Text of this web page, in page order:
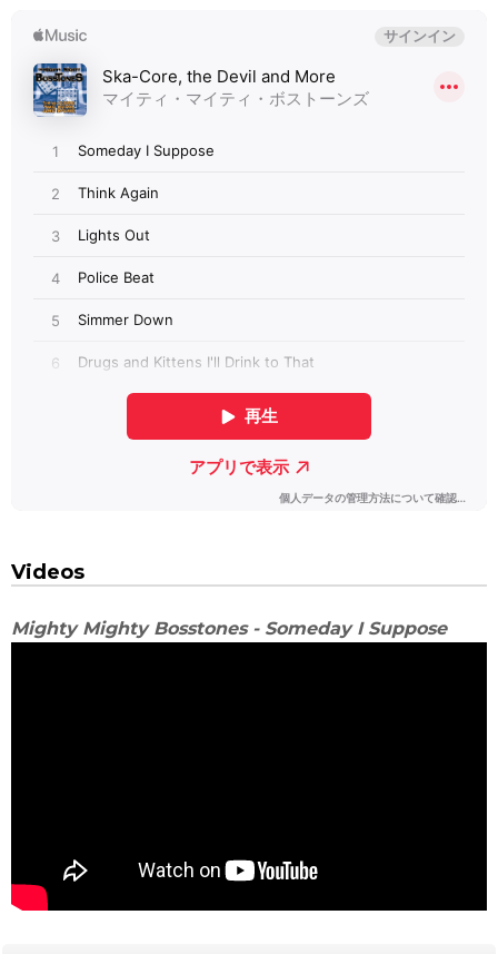
Videos
Mighty Mighty Bosstones - Someday I Suppose